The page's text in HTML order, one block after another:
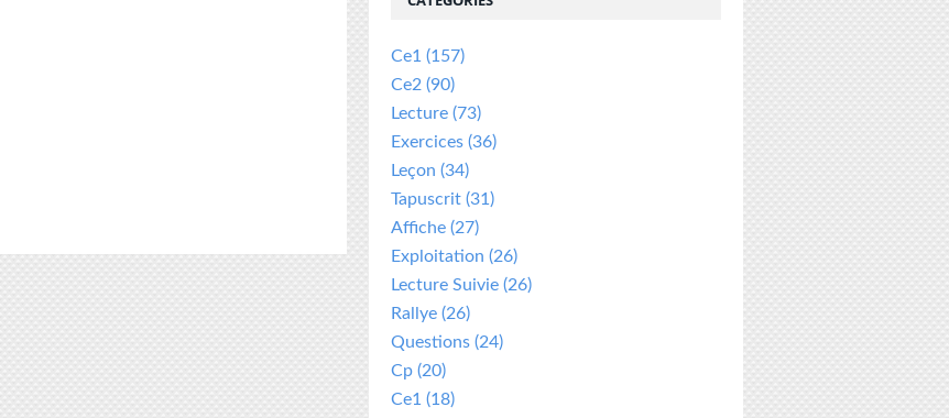
Ce1 (157)
Ce2 (90)
Lecture (73)
Exercices (36)
Leçon (34)
Tapuscrit (31)
Affiche (27)
Exploitation (26)
Lecture Suivie (26)
Rallye (26)
Questions (24)
Cp (20)
Ce1 (18)